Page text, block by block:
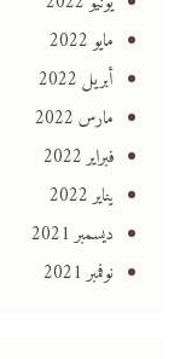
مايو 2022
أبريل 2022
مارس 2022
فبراير 2022
يناير 2022
ديسمبر 2021
نوفمبر 2021